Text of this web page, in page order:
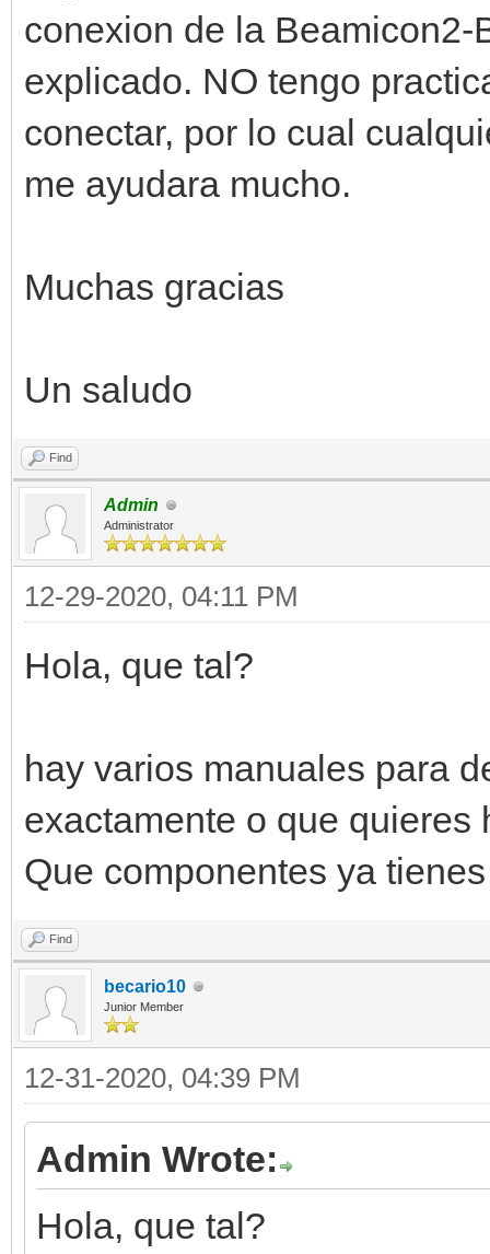
conexion de la
explicado. NO tengo
conectar, por lo cual
me ayudara mucho.
Muchas gracias
Un saludo
Find
Admin
Administrator
12-29-2020, 04:11 PM
Hola, que tal?
hay varios manuales para
exactamente o que quieres
Que componentes ya
Find
becario10
Junior Member
12-31-2020, 04:39 PM
Admin Wrote:
Hola, que tal?